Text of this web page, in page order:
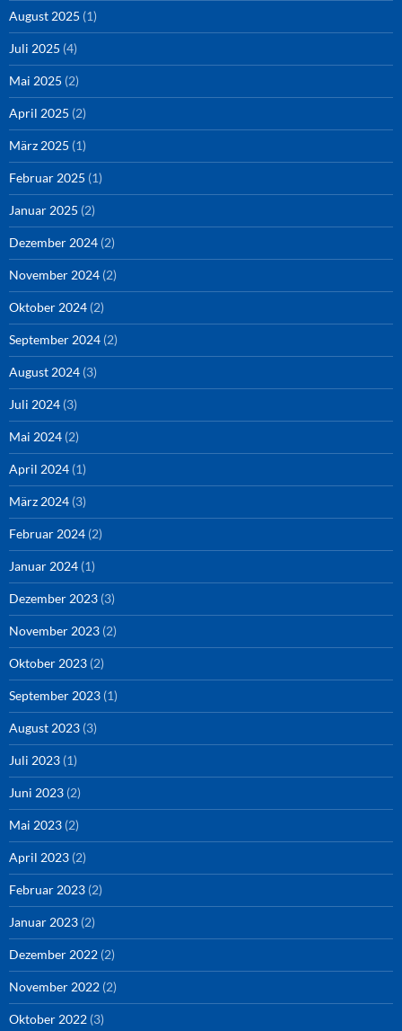
August 2025 (1)
Juli 2025 (4)
Mai 2025 (2)
April 2025 (2)
März 2025 (1)
Februar 2025 (1)
Januar 2025 (2)
Dezember 2024 (2)
November 2024 (2)
Oktober 2024 (2)
September 2024 (2)
August 2024 (3)
Juli 2024 (3)
Mai 2024 (2)
April 2024 (1)
März 2024 (3)
Februar 2024 (2)
Januar 2024 (1)
Dezember 2023 (3)
November 2023 (2)
Oktober 2023 (2)
September 2023 (1)
August 2023 (3)
Juli 2023 (1)
Juni 2023 (2)
Mai 2023 (2)
April 2023 (2)
Februar 2023 (2)
Januar 2023 (2)
Dezember 2022 (2)
November 2022 (2)
Oktober 2022 (3)